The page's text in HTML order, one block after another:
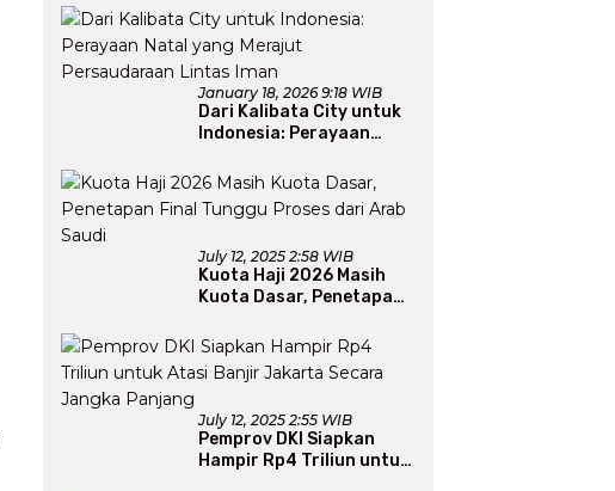
Bazaar Sembako Murah
January 18, 2026 9:18 WIB
Dari Kalibata City untuk
Indonesia: Perayaan
Persaudaraan Lintas
Iman
July 12, 2025 2:58 WIB
Kuota Haji 2026 Masih
Kuota Dasar, Penetapan
Arab Saudi
July 12, 2025 2:55 WIB
Pemprov DKI Siapkan
Hampir Rp4 Triliun untuk